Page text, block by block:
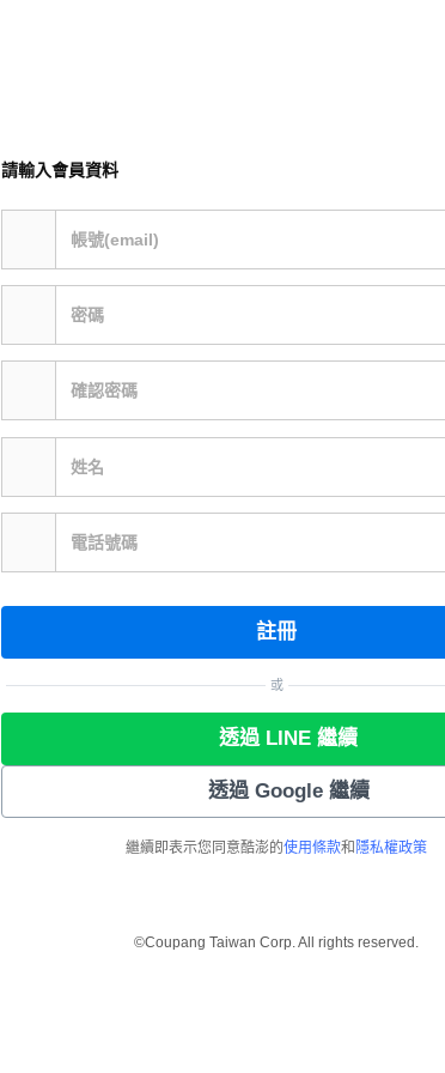
請輸入會員資料
帳號(email)
密碼
確認密碼
姓名
電話號碼
註冊
或
透過 LINE 繼續
透過 Google 繼續
繼續即表示您同意酷澎的使用條款和 隱私權政策
©Coupang Taiwan Corp. All rights reserved.